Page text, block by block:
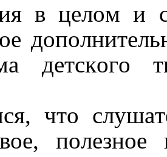
в целом и
детского
что